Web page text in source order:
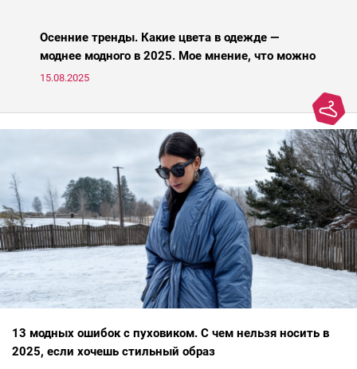
Осенние тренды. Какие цвета в одежде —
моднее модного в 2025. Мое мнение, что можно
носить, а что нет
15.08.2025
13 модных ошибок с пуховиком. С чем нельзя носить в
2025, если хочешь стильный образ